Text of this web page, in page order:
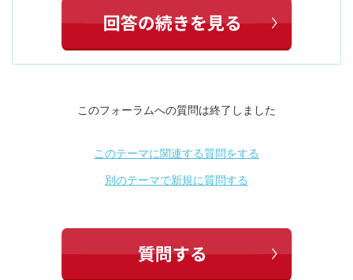
このフォーラムへの質問は終了しました
このテーマに関連する質問をする
別のテーマで新規に質問する